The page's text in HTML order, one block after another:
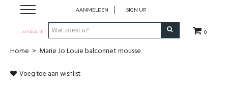
0
AANMELDEN SIGN UP
Home
Home > Marie Jo Louie balconnet mousse
Voeg toe aan wishlist